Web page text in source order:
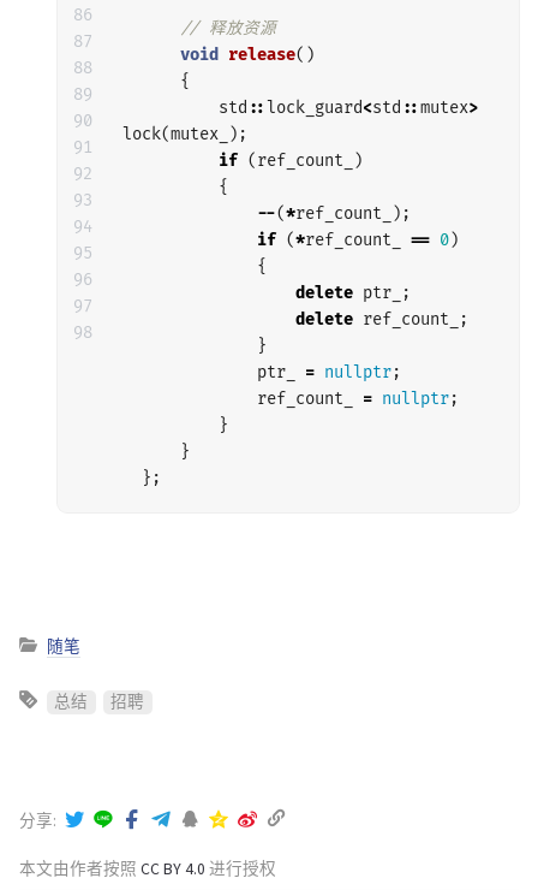
86
87
88
89
90
91
92
93
94
95
96
97
// 释放资源
void
release()
{
std ::lock_guard<std ::mutex>
lock(mutex_ );
if (ref_count_
)
{
--(*ref_count_
);
if (*ref_count_ == 0)
{
delete ptr_
;
delete ref_count_
;
}
ptr_
= nullptr;
ref_count_
= nullptr;
}
}
};
随笔
总结 招聘
本文由作者按照 CC BY 4.0 进行授权
分享